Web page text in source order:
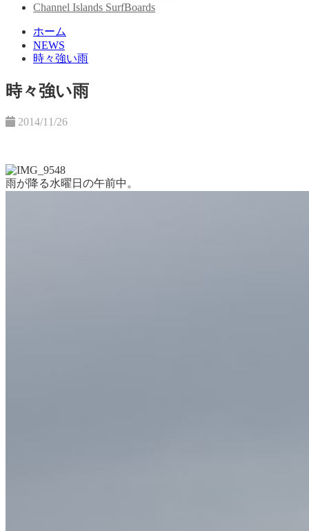
Channel Islands SurfBoards
ホーム
NEWS
時々強い雨
時々強い雨
2014/11/26
雨が降る水曜日の午前中。